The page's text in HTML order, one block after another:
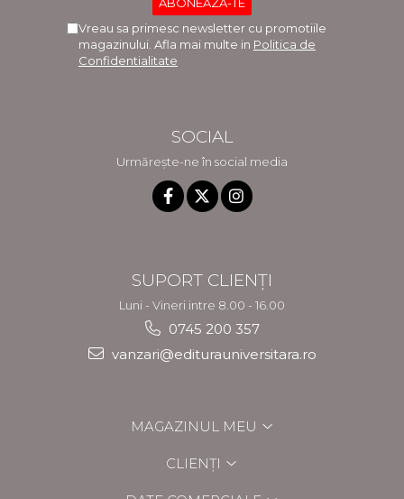
Vreau sa primesc newsletter cu promotiile
magazinului. Afla mai multe in Politica de
Confidentialitate
SOCIAL
Urmărește-ne în social media
SUPORT CLIENȚI
Luni - Vineri intre 8.00 - 16.00
0745 200 357
vanzari@editurauniversitara.ro
MAGAZINUL MEU
CLIENȚI